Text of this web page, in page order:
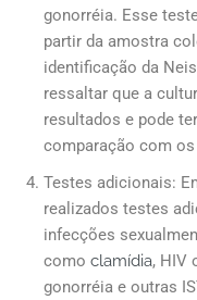
gonorréia. Esse
partir da amostra
identificação da
ressaltar que a
resultados e pode
comparação com os
Testes adicionais:
realizados testes
infecções
como clamídia, HIV
gonorréia e outras